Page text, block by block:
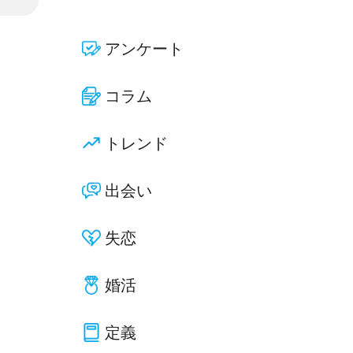
アンケート
コラム
トレンド
出会い
失恋
婚活
定義